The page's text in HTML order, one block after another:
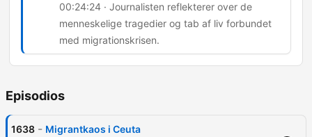
00:24:24 · Journalisten reflekterer over de
menneskelige tragedier og tab af liv forbundet
med migrationskrisen.
Episodios
1638 - Migrantkaos i Ceuta